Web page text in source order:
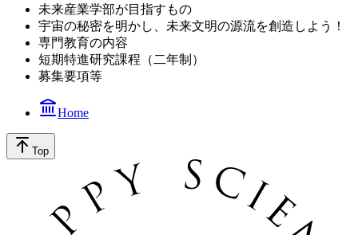
未来産業学部が目指すもの
宇宙の秘密を明かし、未来文明の源流を創造しよう！
専門教育の内容
短期特進研究課程（二年制）
募集要項等
Home
Top